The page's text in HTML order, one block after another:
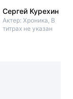
Сергей Курехин
Актер: Хроника, В
титрах не указан